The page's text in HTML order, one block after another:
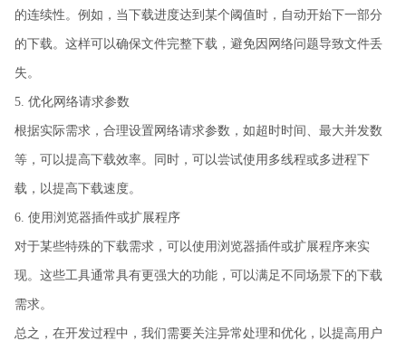
的连续性。例如，当下载进度达到某个阈值时，自动开始下一部分
的下载。这样可以确保文件完整下载，避免因网络问题导致文件丢
失。
5. 优化网络请求参数
根据实际需求，合理设置网络请求参数，如超时时间、最大并发数
等，可以提高下载效率。同时，可以尝试使用多线程或多进程下
载，以提高下载速度。
6. 使用浏览器插件或扩展程序
对于某些特殊的下载需求，可以使用浏览器插件或扩展程序来实
现。这些工具通常具有更强大的功能，可以满足不同场景下的下载
需求。
总之，在开发过程中，我们需要关注异常处理和优化，以提高用户